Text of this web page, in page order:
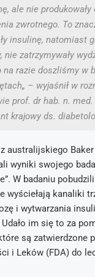
ale nie
zwrotnego. To
insulinę, natomiast
nie zatrzymywały
na razie doszliśmy w
– wyjaśnił w
prof. dr hab. n.
krajowy ds.
australijskiego
wyniki swojego
W badaniu
wyściełają kanaliki
i wytwarzania
im się to za
są zatwierdzone
i Leków (FDA) do